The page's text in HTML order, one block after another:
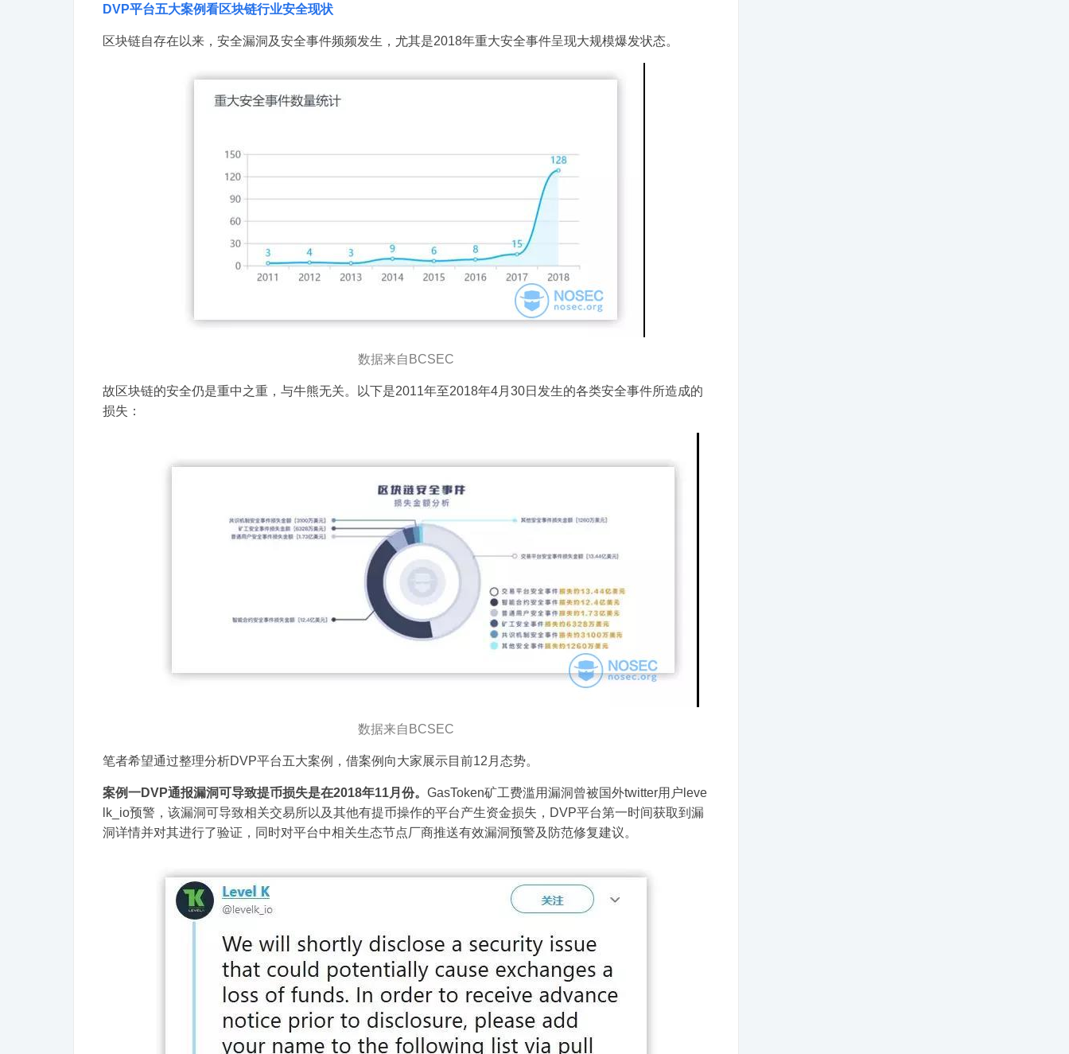
DVP平台五大案例看区块链行业安全现状
区块链自存在以来，安全漏洞及安全事件频频发生，尤其是2018年重大安全事件呈现大规模爆发状态。
数据来自BCSEC
故区块链的安全仍是重中之重，与牛熊无关。以下是2011年至2018年4月30日发生的各类安全事件所造成的
损失：
数据来自BCSEC
笔者希望通过整理分析DVP平台五大案例，借案例向大家展示目前12月态势。
案例一DVP通报漏洞可导致提币损失是在2018年11月份。 GasToken矿工费滥用漏洞曾被国外twitter用户leve
lk_io预警，该漏洞可导致相关交易所以及其他有提币操作的平台产生资金损失，DVP平台第一时间获取到漏
洞详情并对其进行了验证，同时对平台中相关生态节点厂商推送有效漏洞预警及防范修复建议。